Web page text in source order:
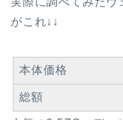
がこれ↓↓
本体価格
総額